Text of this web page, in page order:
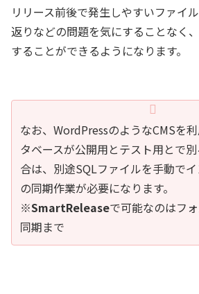
リリース前後で発生しやすいファイ
返りなどの問題を気にすることなく
することができるようになります。
なお、WordPressのようなCMSを
タベースが公開用とテスト用とで
合は、別途SQLファイルを手動で
の同期作業が必要になります。
※SmartReleaseで可能なのはフ
同期まで